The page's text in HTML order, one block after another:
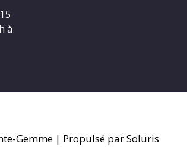
à
Gemme | Propulsé par Soluris